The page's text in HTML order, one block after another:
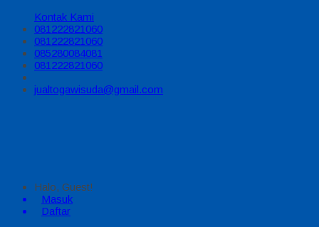
Kontak Kami
081222821060
081222821060
085280084081
081222821060
jualtogawisuda@gmail.com
Halo, Guest!
Masuk
Daftar